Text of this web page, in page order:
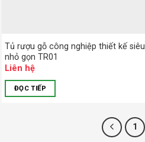
Tủ rượu gỗ công nghiệp thiết kế siêu
nhỏ gọn TR01
Liên hệ
ĐỌC TIẾP
1